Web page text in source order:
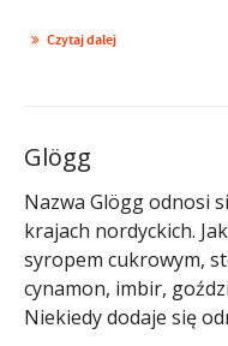
Czytaj dalej
Glögg
Nazwa Glögg odnosi
krajach nordyckich.
syropem cukrowym,
cynamon, imbir,
Niekiedy dodaje się